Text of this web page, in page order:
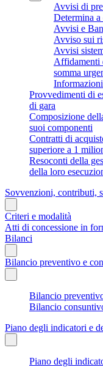
Avvisi di
Determina a
Avvisi e
Avviso sui
Avvisi
Affidamenti
somma
Provvedimenti di
di gara
Composizione
suoi componenti
Contratti di
superiore a 1
Resoconti della
della loro
Sovvenzioni, contributi,
Criteri e modalità
Atti di concessione in
Bilanci
Bilancio preventivo e
Bilancio
Bilancio
Piano degli indicatori e
Piano degli